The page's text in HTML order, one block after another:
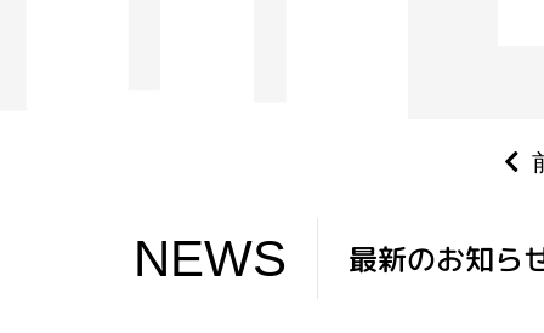
NEWS 最新のお知ら